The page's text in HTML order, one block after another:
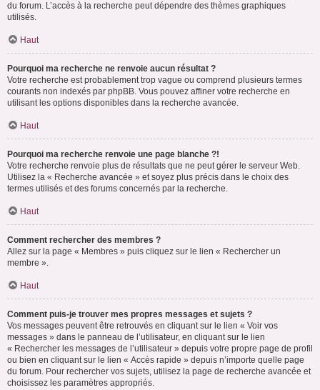
du forum. L’accès à la recherche peut dépendre des thèmes graphiques
utilisés.
Haut
Pourquoi ma recherche ne renvoie aucun résultat ?
Votre recherche est probablement trop vague ou comprend plusieurs termes
courants non indexés par phpBB. Vous pouvez affiner votre recherche en
utilisant les options disponibles dans la recherche avancée.
Haut
Pourquoi ma recherche renvoie une page blanche ?!
Votre recherche renvoie plus de résultats que ne peut gérer le serveur Web.
Utilisez la « Recherche avancée » et soyez plus précis dans le choix des
termes utilisés et des forums concernés par la recherche.
Haut
Comment rechercher des membres ?
Allez sur la page « Membres » puis cliquez sur le lien « Rechercher un
membre ».
Haut
Comment puis-je trouver mes propres messages et sujets ?
Vos messages peuvent être retrouvés en cliquant sur le lien « Voir vos
messages » dans le panneau de l’utilisateur, en cliquant sur le lien
« Rechercher les messages de l’utilisateur » depuis votre propre page de profil
ou bien en cliquant sur le lien « Accès rapide » depuis n’importe quelle page
du forum. Pour rechercher vos sujets, utilisez la page de recherche avancée et
choisissez les paramètres appropriés.